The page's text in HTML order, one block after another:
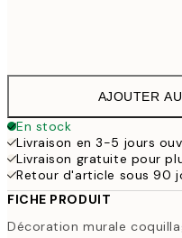
AJOUTER
En stock
Livraison en 3-5 jours
Livraison gratuite pour
Retour d'article sous 90
FICHE PRODUIT
Décoration murale